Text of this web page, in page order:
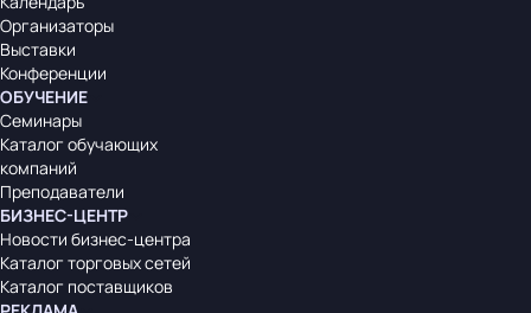
Организаторы
Выставки
Конференции
ОБУЧЕНИЕ
Семинары
Каталог обучающих
компаний
Преподаватели
БИЗНЕС-ЦЕНТР
Новости бизнес-центра
Каталог торговых сетей
Каталог поставщиков